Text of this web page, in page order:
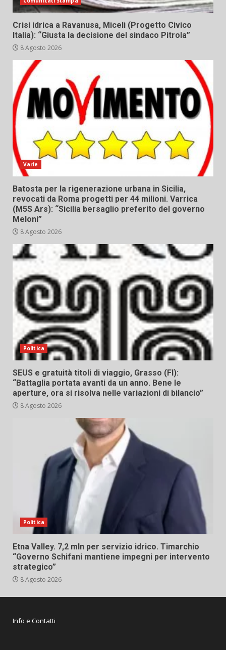
Crisi idrica a Ravanusa, Miceli (Progetto Civico
Italia): “Giusta la decisione del sindaco Pitrola”
8 Agosto 2026
Varie
Batosta per la rigenerazione urbana in Sicilia,
revocati da Roma progetti per 44 milioni. Varrica
(M5S Ars): “Sicilia bersaglio preferito del governo
Meloni”
8 Agosto 2026
Politica
SEUS e gratuità titoli di viaggio, Grasso (FI):
“Battaglia portata avanti da un anno. Bene le
aperture, ora si risolva nelle variazioni di bilancio”
8 Agosto 2026
Politica
Etna Valley. 7,2 mln per servizio idrico. Timarchio
“Governo Schifani mantiene impegni per intervento
strategico”
8 Agosto 2026
Info e Contatti